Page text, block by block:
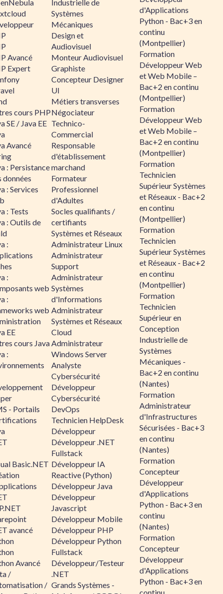
Avancé
Expert
cours PHP
SE / Java EE
Avancé
: Persistance
données
: Services
: Tests
: Outils de
:
:
web
:
web
EE
cours Java
:
- Portails
Basic.NET
avancé
Avancé
/
/
Industrielle de
Systèmes
Mécaniques
Design et
Audiovisuel
Monteur Audiovisuel
Graphiste
Concepteur Designer
UI
Métiers transverses
Négociateur
Technico-
Commercial
Responsable
d'établissement
marchand
Formateur
Professionnel
d'Adultes
Socles qualifiants /
certifiants
Systèmes et Réseaux
Administrateur Linux
Administrateur
Support
Administrateur
Systèmes
d'Informations
Administrateur
Systèmes et Réseaux
Cloud
Administrateur
Windows Server
Analyste
Cybersécurité
Développeur
Cybersécurité
DevOps
Technicien HelpDesk
Développeur
Développeur .NET
Fullstack
Développeur IA
Reactive (Python)
Développeur Java
Développeur
Javascript
Développeur Mobile
Développeur PHP
Développeur Python
Fullstack
Développeur/Testeur
.NET
Grands Systèmes -
d'Applications
Python - Bac+3 en
continu
(Montpellier)
Formation
Développeur Web
et Web Mobile –
Bac+2 en continu
(Montpellier)
Formation
Développeur Web
et Web Mobile –
Bac+2 en continu
(Montpellier)
Formation
Technicien
Supérieur Systèmes
et Réseaux - Bac+2
en continu
(Montpellier)
Formation
Technicien
Supérieur Systèmes
et Réseaux - Bac+2
en continu
(Montpellier)
Formation
Technicien
Supérieur en
Conception
Industrielle de
Systèmes
Mécaniques -
Bac+2 en continu
(Nantes)
Formation
Administrateur
d'Infrastructures
Sécurisées - Bac+3
en continu
(Nantes)
Formation
Concepteur
Développeur
d'Applications
Python - Bac+3 en
continu
(Nantes)
Formation
Concepteur
Développeur
d'Applications
Python - Bac+3 en